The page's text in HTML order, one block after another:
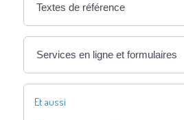
Textes de référence
Services en ligne et formulaires
Et aussi